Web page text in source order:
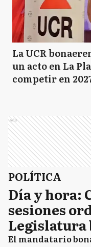
La UCR
un acto en La
competir en
Ads
POLÍTICA
Día y hora:
sesiones
Legislatura
El mandatario